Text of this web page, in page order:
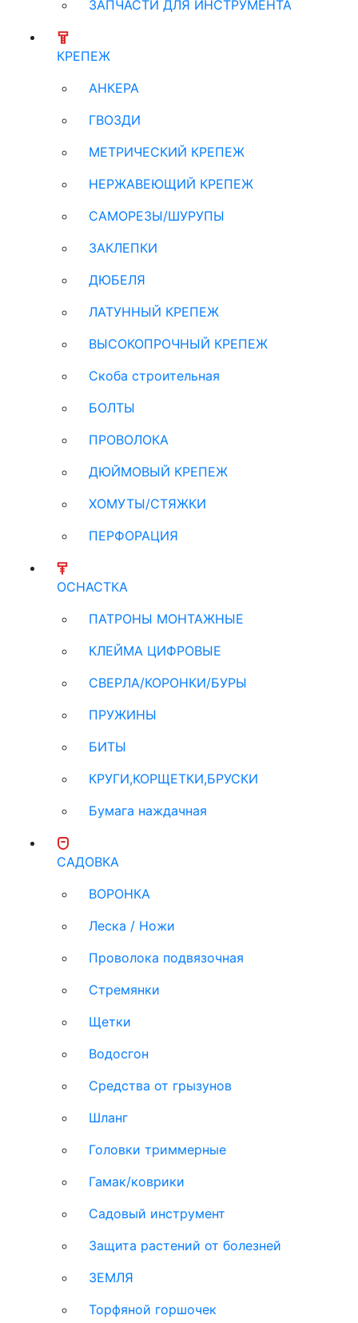
ЗАПЧАСТИ ДЛЯ ИНСТРУМЕНТА
КРЕПЕЖ
АНКЕРА
ГВОЗДИ
МЕТРИЧЕСКИЙ КРЕПЕЖ
НЕРЖАВЕЮЩИЙ КРЕПЕЖ
САМОРЕЗЫ/ШУРУПЫ
ЗАКЛЕПКИ
ДЮБЕЛЯ
ЛАТУННЫЙ КРЕПЕЖ
ВЫСОКОПРОЧНЫЙ КРЕПЕЖ
Скоба строительная
БОЛТЫ
ПРОВОЛОКА
ДЮЙМОВЫЙ КРЕПЕЖ
ХОМУТЫ/СТЯЖКИ
ПЕРФОРАЦИЯ
ОСНАСТКА
ПАТРОНЫ МОНТАЖНЫЕ
КЛЕЙМА ЦИФРОВЫЕ
СВЕРЛА/КОРОНКИ/БУРЫ
ПРУЖИНЫ
БИТЫ
КРУГИ,КОРЩЕТКИ,БРУСКИ
Бумага наждачная
САДОВКА
ВОРОНКА
Леска / Ножи
Проволока подвязочная
Стремянки
Щетки
Водосгон
Средства от грызунов
Шланг
Головки триммерные
Гамак/коврики
Садовый инструмент
Защита растений от болезней
ЗЕМЛЯ
Торфяной горшочек